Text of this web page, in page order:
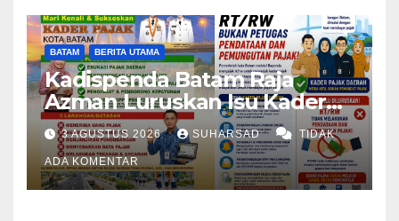
BATAM BERITA UTAMA
Kadispenda Batam Raja
Azman Luruskan Isu Kader
Pajak RT/RW: Bukan Petugas
Pajak Permanen, Hanya
Pendataan untuk Digitalisasi
hingga 2030
3 AGUSTUS 2026 SUHARSAD TIDAK
ADA KOMENTAR